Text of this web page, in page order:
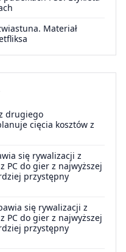
Materiał
drugiego
cięcia kosztów z
się rywalizacji z
PC do gier z najwyższej
przystępny
się rywalizacji z
PC do gier z najwyższej
przystępny